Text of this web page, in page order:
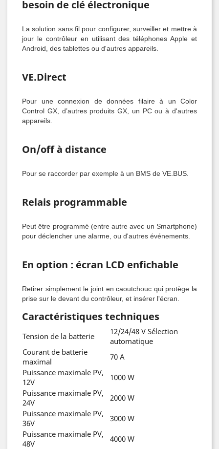
besoin de clé électronique
La solution sans fil pour configurer, surveiller et mettre à
jour le contrôleur en utilisant des téléphones Apple et
Android, des tablettes ou d'autres appareils.
VE.Direct
Pour une connexion de données filaire à un Color
Control GX, d’autres produits GX, un PC ou à d'autres
appareils.
On/off à distance
Pour se raccorder par exemple à un BMS de VE.BUS.
Relais programmable
Peut être programmé (entre autre avec un Smartphone)
pour déclencher une alarme, ou d'autres événements.
En option : écran LCD enfichable
Retirer simplement le joint en caoutchouc qui protège la
prise sur le devant du contrôleur, et insérer l'écran.
Caractéristiques techniques
Tension de la batterie
12/24/48 V Sélection
automatique
Courant de batterie
maximal
70 A
Puissance maximale PV,
12V
1000 W
Puissance maximale PV,
24V
2000 W
Puissance maximale PV,
36V
3000 W
Puissance maximale PV,
48V
4000 W